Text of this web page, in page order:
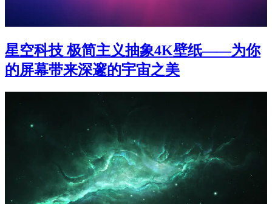
星空科技 极简主义抽象4K壁纸——为你
的屏幕带来深邃的宇宙之美